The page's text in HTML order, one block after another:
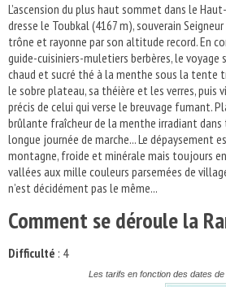
L’ascension du plus haut sommet dans le
dresse le Toubkal (4167 m), souverain
trône et rayonne par son altitude record. En
guide-cuisiniers-muletiers berbères, le voyage
chaud et sucré thé à la menthe sous la tente
le sobre plateau, sa théière et les verres, puis
précis de celui qui verse le breuvage fumant.
brûlante fraîcheur de la menthe irradiant
longue journée de marche... Le dépaysement
montagne, froide et minérale mais toujours
vallées aux mille couleurs parsemées de
n’est décidément pas le même...
Comment se déroule la
Difficulté : 4
Les tarifs en fonction des dates